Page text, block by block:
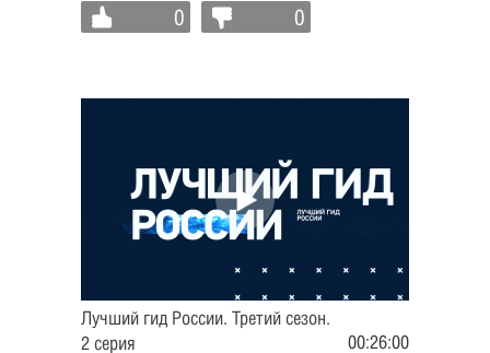
0 0
Лучший гид России. Третий сезон.
2 серия
00:26:00